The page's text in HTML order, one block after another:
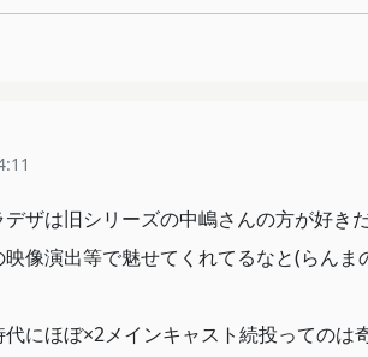
ザは旧シリーズの中嶋さんの方が好き
像演出等で魅せてくれてるなと(らんま
にほぼ×2メインキャスト続投ってのは